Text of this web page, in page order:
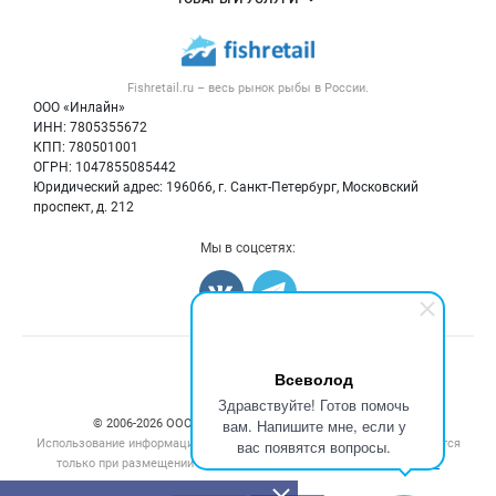
Всеволод
Здравствуйте! Готов помочь
вам. Напишите мне, если у
вас появятся вопросы.
Fishretail.ru – весь рынок рыбы в России.
ООО «Инлайн»
ИНН: 7805355672
КПП: 780501001
ОГРН: 1047855085442
Юридический адрес: 196066, г. Санкт-Петербург, Московский
проспект, д. 212
Размещение рекламы
Публичная оферта
Контактная информация
Политика обработки персональных данных
Новости рынка
Блог
Рыба
Икра
Мы в соцсетях:
Счетчики, авторское право, логотипы
© 2006‑2026 ООО “Инлайн”. 12+ Все права защищены.
Использование информации, размещенной на данном сайте, допускается
только при размещении активной гиперссылки на сайт
fishretail.ru